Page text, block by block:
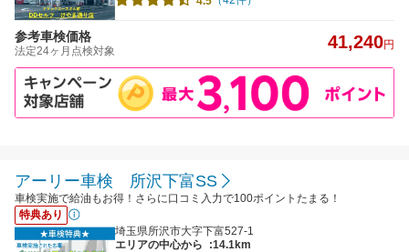
参考車検価格
法定24ヶ月点検対象 41,240円
アーリー車検 所沢下富SS
車検実施で給油もお得！さらに口コミ入力で100ポイントたまる！
特典あり
埼玉県所沢市大字下富527-1
エリアの中心から
:14.1km